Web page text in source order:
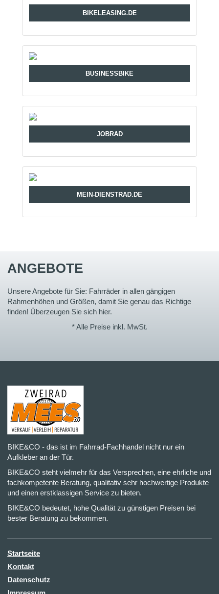
BIKELEASING.DE
BUSINESSBIKE
JOBRAD
MEIN-DIENSTRAD.DE
ANGEBOTE
Unsere Angebote für Sie: Fahrräder in allen gängigen
Rahmenhöhen und Größen, damit Sie genau das Richtige
finden! Überzeugen Sie sich hier.
* Alle Preise inkl. MwSt.
BIKE&CO - das ist im Fahrrad-Fachhandel nicht nur ein
Aufkleber an der Tür.
BIKE&CO steht vielmehr für das Versprechen, eine ehrliche und
fachkompetente Beratung, qualitativ sehr hochwertige Produkte
und einen erstklassigen Service zu bieten.
BIKE&CO bedeutet, hohe Qualität zu günstigen Preisen bei
bester Beratung zu bekommen.
Startseite
Kontakt
Datenschutz